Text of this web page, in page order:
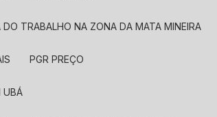
DO TRABALHO NA ZONA DA MATA MINEIRA
PGR PREÇO
UBÁ